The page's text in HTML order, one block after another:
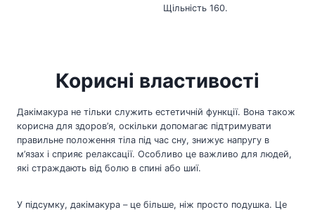
Щільність 160.
Корисні властивості
Дакімакура не тільки служить естетичній функції. Вона також
корисна для здоров’я, оскільки допомагає підтримувати
правильне положення тіла під час сну, знижує напругу в
м’язах і сприяє релаксації. Особливо це важливо для людей,
які страждають від болю в спині або шиї.
У підсумку, дакімакура – це більше, ніж просто подушка. Це